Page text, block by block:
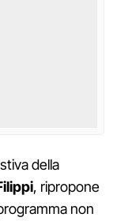
della
, ripropone
non